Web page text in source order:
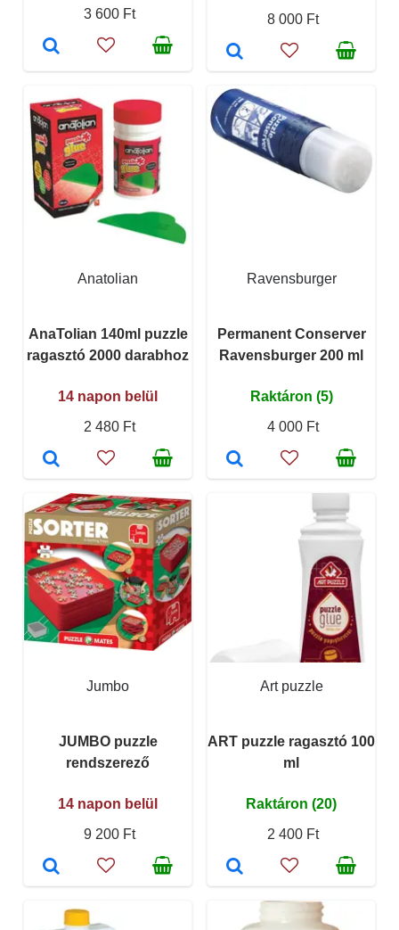
3 600 Ft
8 000 Ft
Anatolian
AnaTolian 140ml puzzle
ragasztó 2000 darabhoz
14 napon belül
2 480 Ft
Ravensburger
Permanent Conserver
Ravensburger 200 ml
Raktáron (5)
4 000 Ft
Jumbo
JUMBO puzzle
rendszerező
14 napon belül
9 200 Ft
Art puzzle
ART puzzle ragasztó 100
ml
Raktáron (20)
2 400 Ft